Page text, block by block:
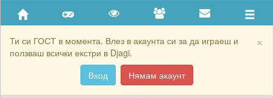
×
Ти си ГОСТ в момента. Влез в акаунта си за да играеш и
ползваш всички екстри в Djagi.
Вход
Нямам акаунт
Приятели
Хронология на игри